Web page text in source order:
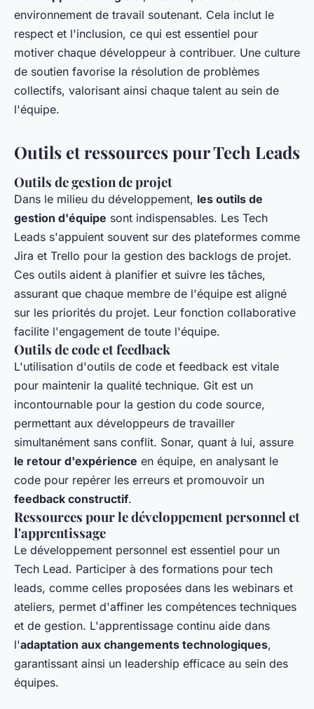
environnement de travail soutenant. Cela inclut le
respect et l'inclusion, ce qui est essentiel pour
motiver chaque développeur à contribuer. Une culture
de soutien favorise la résolution de problèmes
collectifs, valorisant ainsi chaque talent au sein de
l'équipe.
Outils et ressources pour Tech Leads
Outils de gestion de projet
Dans le milieu du développement, les outils de
gestion d'équipe sont indispensables. Les Tech
Leads s'appuient souvent sur des plateformes comme
Jira et Trello pour la gestion des backlogs de projet.
Ces outils aident à planifier et suivre les tâches,
assurant que chaque membre de l'équipe est aligné
sur les priorités du projet. Leur fonction collaborative
facilite l'engagement de toute l'équipe.
Outils de code et feedback
L'utilisation d'outils de code et feedback est vitale
pour maintenir la qualité technique. Git est un
incontournable pour la gestion du code source,
permettant aux développeurs de travailler
simultanément sans conflit. Sonar, quant à lui, assure
le retour d'expérience en équipe, en analysant le
code pour repérer les erreurs et promouvoir un
feedback constructif.
Ressources pour le développement personnel et
l'apprentissage
Le développement personnel est essentiel pour un
Tech Lead. Participer à des formations pour tech
leads, comme celles proposées dans les webinars et
ateliers, permet d'affiner les compétences techniques
et de gestion. L'apprentissage continu aide dans
l'adaptation aux changements technologiques,
garantissant ainsi un leadership efficace au sein des
équipes.